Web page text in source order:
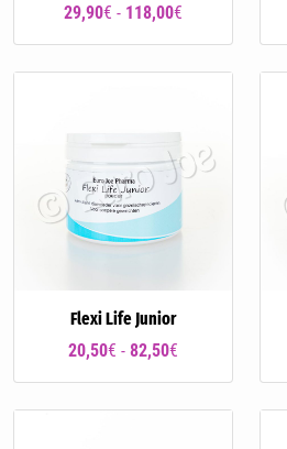
29,90€ - 118,00€
Flexi Life Junior
20,50€ - 82,50€